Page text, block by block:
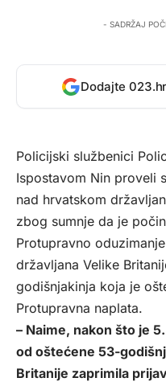
- SADRŽAJ
Dodajte
Policijski službenici
Ispostavom Nin proveli
nad hrvatskom
zbog sumnje da je
Protupravno
državljana Velike
godišnjakinja koja je
Protupravna naplata.
– Naime, nakon što je
od oštećene 53-
Britanije zaprimila